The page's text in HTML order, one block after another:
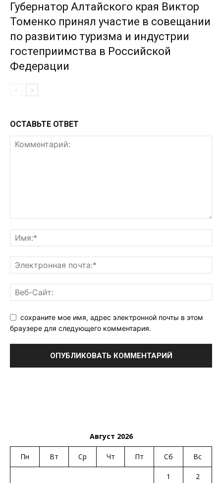
Губернатор Алтайского края Виктор
Томенко принял участие в совещании
по развитию туризма и индустрии
гостеприимства в Российской
Федерации
ОСТАВЬТЕ ОТВЕТ
сохраните мое имя, адрес электронной почты в этом
браузере для следующего комментария.
Август 2026
Пн Вт Ср Чт Пт Сб Вс
1
2